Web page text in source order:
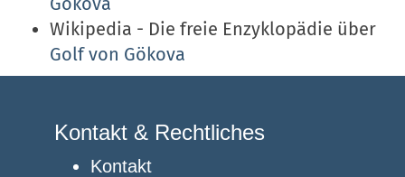
Wikipedia - Die freie Enzyklopädie über
Golf von Gökova
Kontakt & Rechtliches
Kontakt